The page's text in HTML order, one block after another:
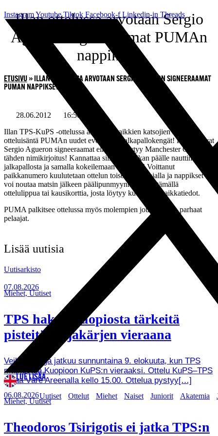
Mene
sisältöön
InstagramYoutube Tiktok Facebook-f Linkedin-in Threads
Uutiset Ottelut Miehet Naiset Juniorit Akatemia
Illan ottelussa arvotaan Sergio
Agueron signeeraamat PUMAn
nappikset!
ETUSIVU» ILLAN OTTELUSSA ARVOTAAN SERGIO AGUERON SIGNEERAAMAT
PUMAN NAPPIKSET!
28.06.2012
16:50
Illan TPS-KuPS -ottelussa arvotaan kaikkien katsojien kesken
otteluisäntä PUMAn uudet evo Speed jalkapallokengät! Kengät ovat
Sergio Agueron signeeraamat eli niistä löytyy Manchester City -
tähden nimikirjoitus! Kannattaa siis tulla paikan päälle nauttimaan
jalkapallosta ja samalla kokeilemaan onneaan! Voittanut
paikkanumero kuulutetaan ottelun toisella puoliajalla ja nappikset
voi noutaa matsin jälkeen päälipunmyynnistä näyttämällä
ottelulippua tai kausikorttia, josta löytyy kuulutetut paikkatiedot.
PUMA palkitsee ottelussa myös molempien joukkueiden parhaat
pelaajat.
Lisää uutisia
Uutisarkisto
07.08.2026
Miehet, Uutiset
TPS hakee Kuopiosta tärkeitä
pisteitä sarjakärjen vieraana
Veikkausliiga jatkuu sunnuntaina 9. elokuuta, kun TPS
matkustaa Kuopioon KuPS:n vieraaksi. Ottelu KuPS–TPS
alkaa Väre Areenalla kello 15.00. Ottelua pystyy[…]
LUE LISÄÄ
06.08.2026
Miehet, Uutiset
Theodoros Tsirigotis ei jatka TPS:n